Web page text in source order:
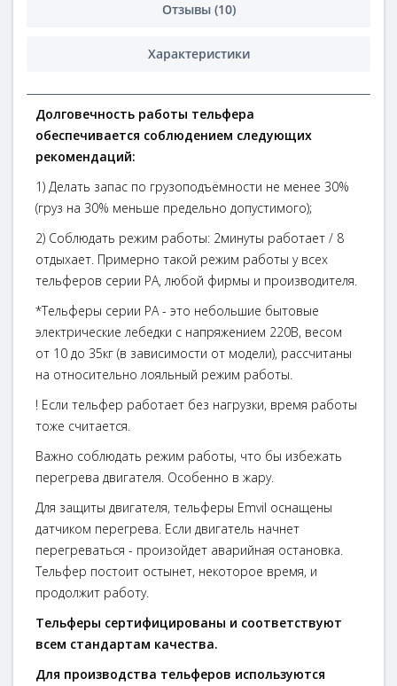
Отзывы (10)
Характеристики
Долговечность работы тельфера
обеспечивается соблюдением следующих
рекомендаций:
1) Делать запас по грузоподъёмности не менее 30%
(груз на 30% меньше предельно допустимого);
2) Соблюдать режим работы: 2минуты работает / 8
отдыхает. Примерно такой режим работы у всех
тельферов серии РА, любой фирмы и производителя.
*Тельферы серии РА - это небольшие бытовые
электрические лебедки с напряжением 220В, весом
от 10 до 35кг (в зависимости от модели), рассчитаны
на относительно лояльный режим работы.
! Если тельфер работает без нагрузки, время работы
тоже считается.
Важно соблюдать режим работы, что бы избежать
перегрева двигателя. Особенно в жару.
Для защиты двигателя, тельферы Emvil оснащены
датчиком перегрева. Если двигатель начнет
перегреваться - произойдет аварийная остановка.
Тельфер постоит остынет, некоторое время, и
продолжит работу.
Тельферы сертифицированы и соответствуют
всем стандартам качества.
Для производства тельферов используются